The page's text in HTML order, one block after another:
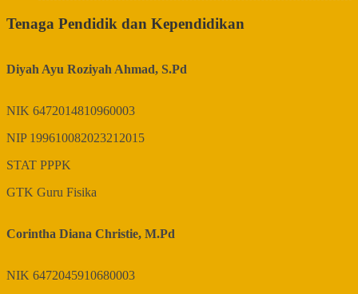
Tenaga Pendidik dan Kependidikan
Diyah Ayu Roziyah Ahmad, S.Pd
NIK 6472014810960003
NIP 199610082023212015
STAT PPPK
GTK Guru Fisika
Corintha Diana Christie, M.Pd
NIK 6472045910680003